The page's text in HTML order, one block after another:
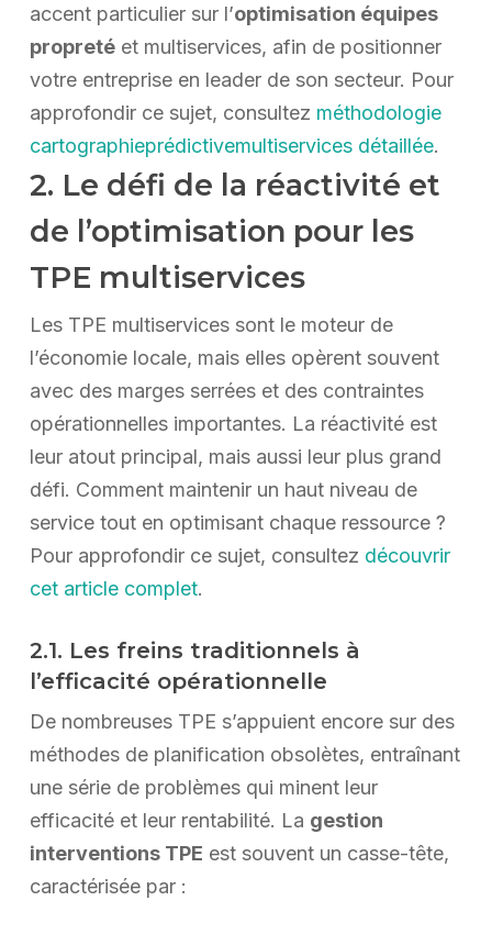
accent particulier sur l’optimisation équipes
propretéet multiservices, afin de positionner
votre entreprise en leader de son secteur. Pour
approfondir ce sujet, consultez méthodologie
cartographieprédictivemultiservices détaillée.
2. Le défi de la réactivité et
de l’optimisation pour les
TPE multiservices
Les TPE multiservices sont le moteur de
l’économie locale, mais elles opèrent souvent
avec des marges serrées et des contraintes
opérationnelles importantes. La réactivité est
leur atout principal, mais aussi leur plus grand
défi. Comment maintenir un haut niveau de
service tout en optimisant chaque ressource ?
Pour approfondir ce sujet, consultez découvrir
cet article complet.
2.1. Les freins traditionnels à
l’efficacité opérationnelle
De nombreuses TPE s’appuient encore sur des
méthodes de planification obsolètes, entraînant
une série de problèmes qui minent leur
efficacité et leur rentabilité. La gestion
interventions TPE est souvent un casse-tête,
caractérisée par :